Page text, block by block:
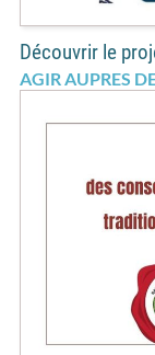
Découvrir le
AGIR AUPRES